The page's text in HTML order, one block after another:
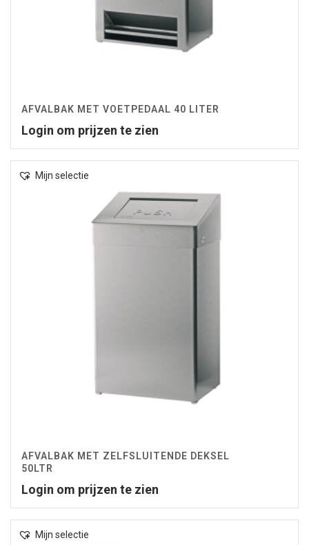
AFVALBAK MET VOETPEDAAL 40 LITER
Login om prijzen te zien
Mijn selectie
AFVALBAK MET ZELFSLUITENDE DEKSEL
50LTR
Login om prijzen te zien
Mijn selectie